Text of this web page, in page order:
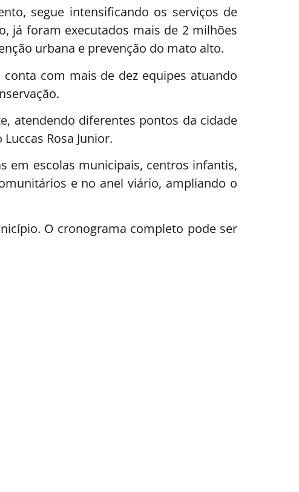
segue intensificando os serviços de
já foram executados mais de 2 milhões
urbana e prevenção do mato alto.
com mais de dez equipes atuando
atendendo diferentes pontos da cidade
Rosa Junior.
em escolas municipais, centros infantis,
e no anel viário, ampliando o
O cronograma completo pode ser